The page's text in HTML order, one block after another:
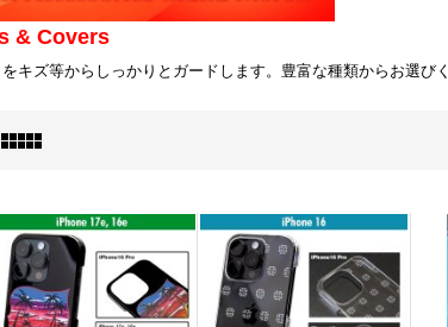
& Covers
キズ等からしっかりとガードします。豊富な種類からお選びく